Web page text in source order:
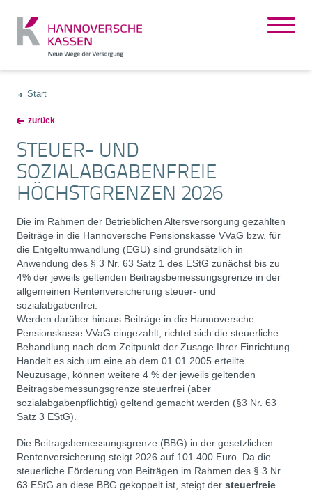
Start
zurück
STEUER- UND
SOZIALABGABENFREIE
HÖCHSTGRENZEN 2026
Die im Rahmen der Betrieblichen Altersversorgung gezahlten
Beiträge in die Hannoversche Pensionskasse VVaG bzw. für
die Entgeltumwandlung (EGU) sind grundsätzlich in
Anwendung des § 3 Nr. 63 Satz 1 des EStG zunächst bis zu
4% der jeweils geltenden Beitragsbemessungsgrenze in der
allgemeinen Rentenversicherung steuer- und
sozialabgabenfrei.
Werden darüber hinaus Beiträge in die Hannoversche
Pensionskasse VVaG eingezahlt, richtet sich die steuerliche
Behandlung nach dem Zeitpunkt der Zusage Ihrer Einrichtung.
Handelt es sich um eine ab dem 01.01.2005 erteilte
Neuzusage, können weitere 4 % der jeweils geltenden
Beitragsbemessungsgrenze steuerfrei (aber
sozialabgabenpflichtig) geltend gemacht werden (§3 Nr. 63
Satz 3 EStG).
Die Beitragsbemessungsgrenze (BBG) in der gesetzlichen
Rentenversicherung steigt 2026 auf 101.400 Euro. Da die
steuerliche Förderung von Beiträgen im Rahmen des § 3 Nr.
63 EStG an diese BBG gekoppelt ist, steigt der steuerfreie